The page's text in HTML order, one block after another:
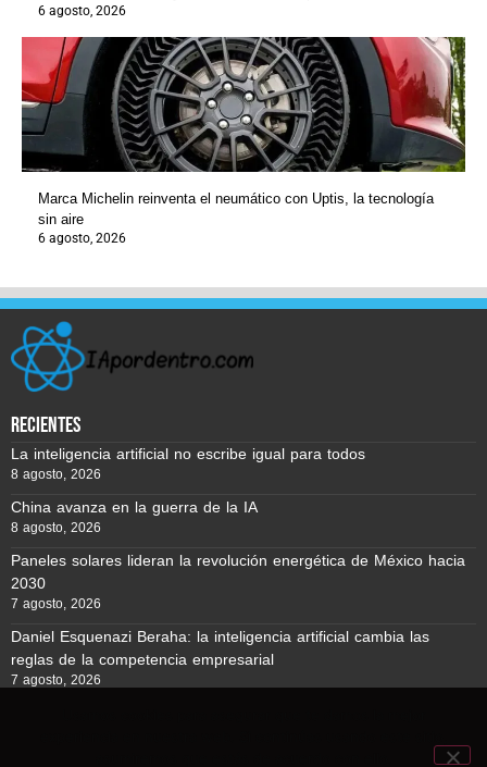
6 agosto, 2026
Marca Michelin reinventa el neumático con Uptis, la tecnología
sin aire
6 agosto, 2026
recientes
La inteligencia artificial no escribe igual para todos
8 agosto, 2026
China avanza en la guerra de la IA
8 agosto, 2026
Paneles solares lideran la revolución energética de México hacia
2030
7 agosto, 2026
Daniel Esquenazi Beraha: la inteligencia artificial cambia las
reglas de la competencia empresarial
7 agosto, 2026